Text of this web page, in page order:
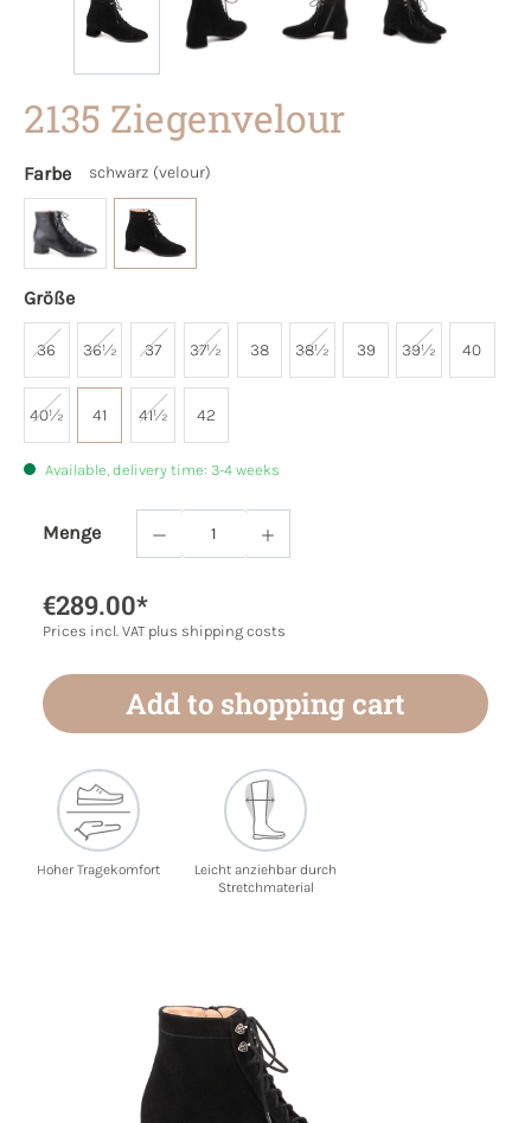
2135 Ziegenvelour
Farbe schwarz (velour)
Größe
36 36½ 37 37½ 38 38½ 39 39½ 40
40½ 41 41½ 42
Available, delivery time: 3-4 weeks
Menge
Product Quantity: Enter the desired
€289.00*
Prices incl. VAT plus shipping costs
Add to shopping cart
Hoher Tragekomfort
Leicht anziehbar durch
Stretchmaterial